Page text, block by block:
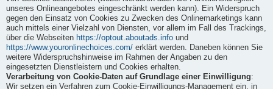
unseres Onlineangebotes eingeschränkt werden kann). Ein Widerspruch
gegen den Einsatz von Cookies zu Zwecken des Onlinemarketings kann
auch mittels einer Vielzahl von Diensten, vor allem im Fall des Trackings,
über die Webseiten https://optout.aboutads.info und
https://www.youronlinechoices.com/ erklärt werden. Daneben können Sie
weitere Widerspruchshinweise im Rahmen der Angaben zu den
eingesetzten Dienstleistern und Cookies erhalten.
Verarbeitung von Cookie-Daten auf Grundlage einer Einwilligung:
Wir setzen ein Verfahren zum Cookie-Einwilligungs-Management ein, in